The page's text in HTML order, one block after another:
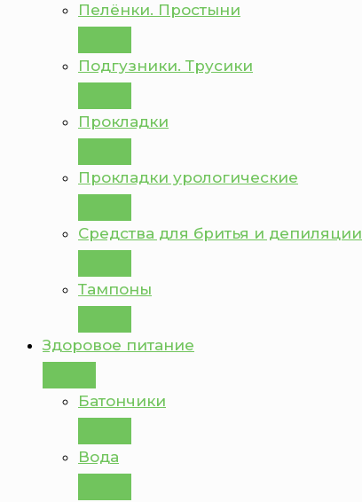
Пелёнки. Простыни
Подгузники. Трусики
Прокладки
Прокладки урологические
Средства для бритья и депиляции
Тампоны
Здоровое питание
Батончики
Вода